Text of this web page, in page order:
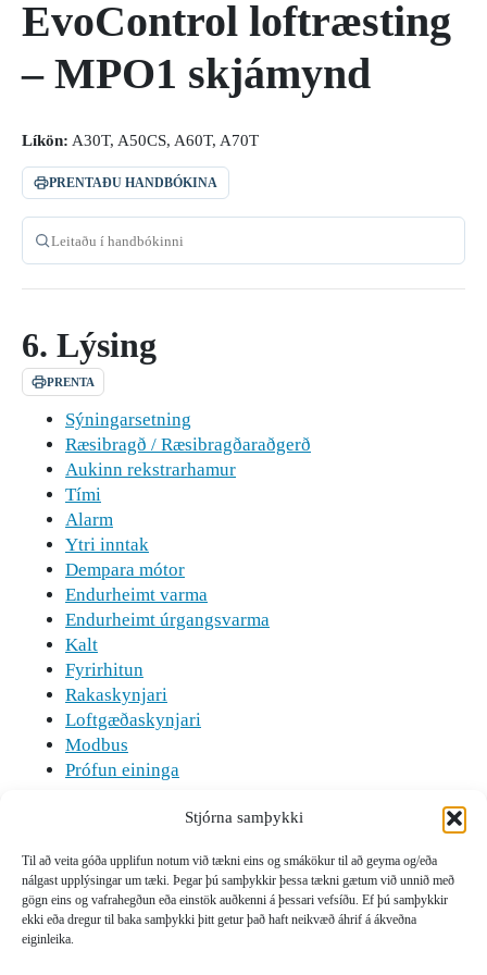
Stjórna samþykki
Til að veita góða upplifun notum við tækni eins og smákökur til að geyma og/eða
nálgast upplýsingar um tæki. Þegar þú samþykkir þessa tækni gætum við unnið með
gögn eins og vafrahegðun eða einstök auðkenni á þessari vefsíðu. Ef þú samþykkir
ekki eða dregur til baka samþykki þitt getur það haft neikvæð áhrif á ákveðna
eiginleika.
EvoControl loftræsting
– MPO1 skjámynd
Líkön: A30T, A50CS, A60T, A70T
PRENTAÐU HANDBÓKINA
6. Lýsing
PRENTA
Sýningarsetning
Ræsibragð / Ræsibragðaraðgerð
Aukinn rekstrarhamur
Tími
Alarm
Ytri inntak
Dempara mótor
Endurheimt varma
Endurheimt úrgangsvarma
Kalt
Fyrirhitun
Rakaskynjari
Loftgæðaskynjari
Modbus
Prófun eininga
Sumir eiginleikar kunna að krefjast